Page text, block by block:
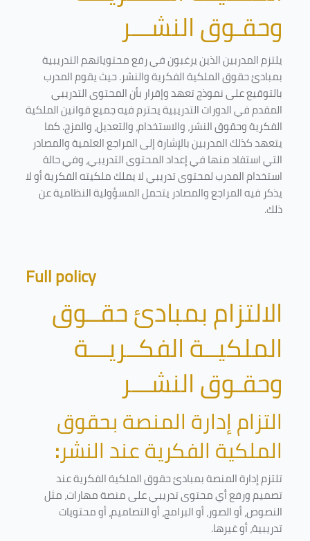
وحقـوق النشـــر
يلتزم المدربين الذين يرغبون في رفع محتوياتهم التدريبية
بمبادئ حقوق الملكية الفكرية والنشر. حيث يقوم المدرب
بالتوقيع على نموذج تعهد وإقرار بأن المحتوى التدريبي
المقدم في الدورات التدريبية يحترم فيه جميع قوانين الملكية
الفكرية وحقوق النشر، والاستخدام، والتعديل، والمزج. كما
يتعهد كذلك المدربين بالإشارة إلى المراجع العلمية والمصادر
التي استفاد منها في إعداد المحتوى التدريبي، وفي حالة
استخدام المدرب لمحتوى تدريبي لا يملك ملكيته الفكرية أو لا
يذكر فيه المراجع والمصادر يتحمل المسؤولية النظامية عن
ذلك.
Full policy
الالتزام بمبادئ حقــوق
الملكيــة الفكــريـــة
وحقـوق النشـــر
التزام إدارة المنصة بحقوق
الملكية الفكرية عند النشر:
تلتزم إدارة المنصة بمبادئ حقوق الملكية الفكرية عند
تصميم ورفع أي محتوى تدريبي على منصة مهارات، مثل
النصوص، أو الصور، أو البرامج، أو التصاميم، أو محتويات
تدريبية، أو غيرها.